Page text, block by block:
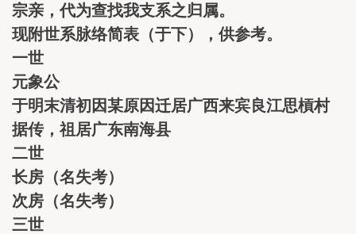
宗亲，代为查找我支系之归属。
现附世系脉络简表（于下），供参考。
一世
元象公
于明末清初因某原因迁居广西来宾良江思槓村
据传，祖居广东南海县
二世
长房（名失考）
次房（名失考）
三世